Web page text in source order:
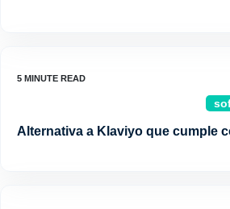
Alternativa a Klaviyo que cumple